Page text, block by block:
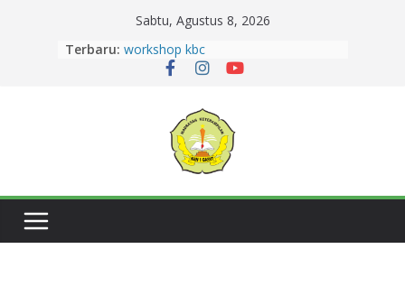
Sabtu, Agustus 8, 2026
Terbaru: workshop kbc
Zahra Aulia Raih Juara 2 Sayembara
Semangat Berkurban dan Berbagi,
MAN 1 Garut Gelar Penyembelihan
HewanKurban di Lingkungan
Madrasah
14 Murid MAN 1 Garut lolos PTN
Gemilang pada Lomba Pidato